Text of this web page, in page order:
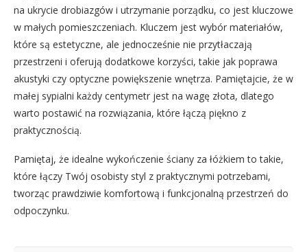
na ukrycie drobiazgów i utrzymanie porządku, co jest kluczowe
w małych pomieszczeniach. Kluczem jest wybór materiałów,
które są estetyczne, ale jednocześnie nie przytłaczają
przestrzeni i oferują dodatkowe korzyści, takie jak poprawa
akustyki czy optyczne powiększenie wnętrza. Pamiętajcie, że w
małej sypialni każdy centymetr jest na wagę złota, dlatego
warto postawić na rozwiązania, które łączą piękno z
praktycznością.
Pamiętaj, że idealne wykończenie ściany za łóżkiem to takie,
które łączy Twój osobisty styl z praktycznymi potrzebami,
tworząc prawdziwie komfortową i funkcjonalną przestrzeń do
odpoczynku.